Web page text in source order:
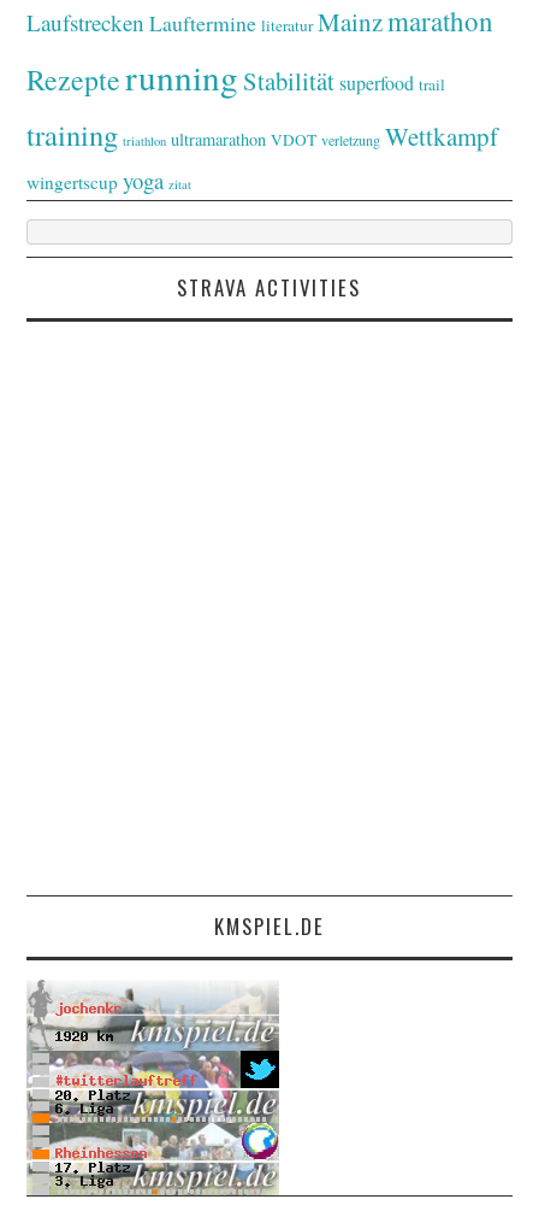
Laufstrecken Lauftermine literatur Mainzmarathon
Rezepterunning Stabilität superfood trail
training triathlon ultramarathon VDOT verletzung Wettkampf
wingertscup yoga zitat
STRAVA ACTIVITIES
KMSPIEL.DE